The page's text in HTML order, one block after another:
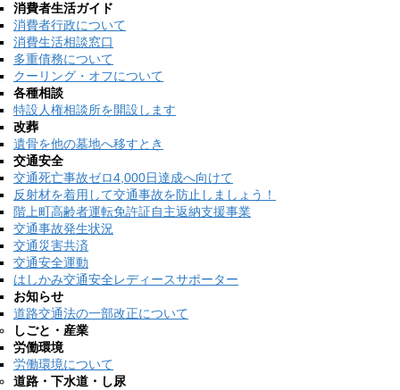
消費者生活ガイド
消費者行政について
消費生活相談窓口
多重債務について
クーリング・オフについて
各種相談
特設人権相談所を開設します
改葬
遺骨を他の墓地へ移すとき
交通安全
交通死亡事故ゼロ4,000日達成へ向けて
反射材を着用して交通事故を防止しましょう！
階上町高齢者運転免許証自主返納支援事業
交通事故発生状況
交通災害共済
交通安全運動
はしかみ交通安全レディースサポーター
お知らせ
道路交通法の一部改正について
しごと・産業
労働環境
労働環境について
道路・下水道・し尿